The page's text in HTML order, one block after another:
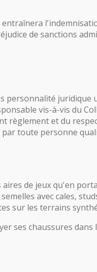
entraînera
de sanctions
personnalité
vis-à-vis du
règlement et du
toute personne
de jeux qu'en
avec cales,
sur les terrains
ses chaussures dans